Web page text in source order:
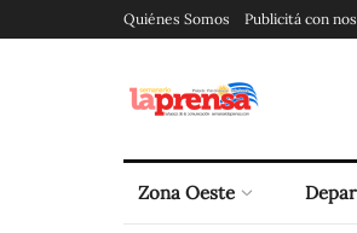
Quiénes Somos Publicitá con
Zona Oeste